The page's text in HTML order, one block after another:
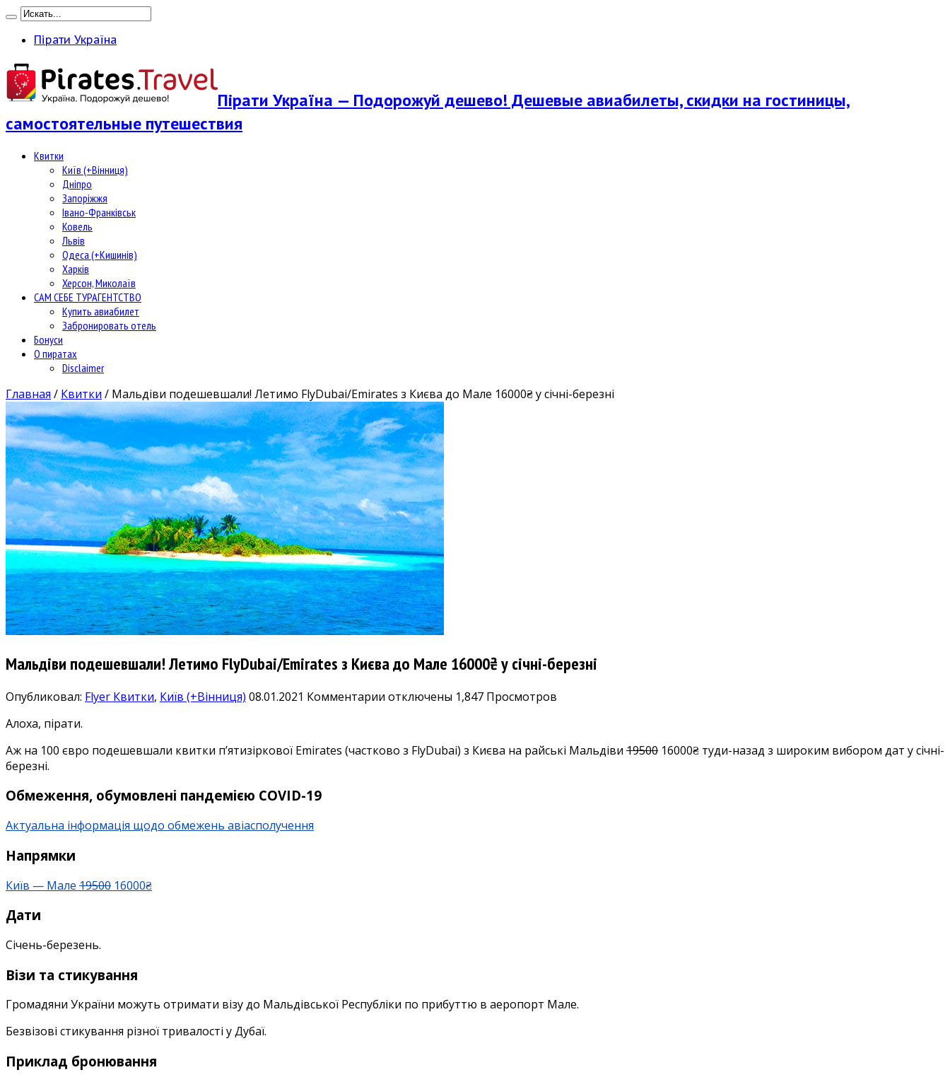
Пірати Україна
Пірати Україна — Подорожуй дешево! Дешевые авиабилеты, скидки на гостиницы,
самостоятельные путешествия
Квитки
Київ (+Вінниця)
Дніпро
Запоріжжя
Івано-Франківськ
Ковель
Львів
Одеса (+Кишинів)
Харків
Херсон, Миколаїв
САМ СЕБЕ ТУРАГЕНТСТВО
Купить авиабилет
Забронировать отель
Бонуси
О пиратах
Disclaimer
Главная / Квитки / Мальдіви подешевшали! Летимо FlyDubai/Emirates з Києва до Мале 16000₴ у січні-березні
Мальдіви подешевшали! Летимо FlyDubai/Emirates з Києва до Мале 16000₴ у січні-березні
Опубликовал: Flyer Квитки, Київ (+Вінниця) 08.01.2021 Комментарии к
подешевшали!
Летимо
отключены 1,847 Просмотров
Алоха, пірати.
Аж на 100 євро подешевшали квитки п’ятизіркової Emirates (частково з FlyDubai) з Києва на райські Мальдіви 19500 16000₴ туди-назад з широким вибором дат у січні-
березні.
Обмеження, обумовлені пандемією COVID-19
Актуальна інформація щодо обмежень авіасполучення
Напрямки
Київ — Мале 19500 16000₴
Дати
Січень-березень.
Візи та стикування
Громадяни України можуть отримати візу до Мальдівської Республіки по прибуттю в аеропорт Мале.
Безвізові стикування різної тривалості у Дубаї.
Приклад бронювання